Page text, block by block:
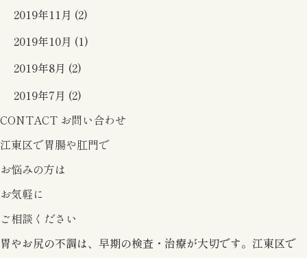
2019年11月 (2)
2019年10月 (1)
2019年8月 (2)
2019年7月 (2)
CONTACT お問い合わせ
江東区で胃腸や肛門で
お悩みの方は
お気軽に
ご相談ください
胃やお尻の不調は、早期の検査・治療が大切です。 江東区で